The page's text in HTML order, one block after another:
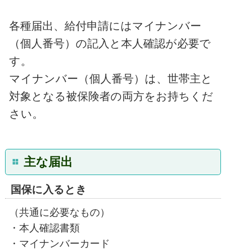
各種届出、給付申請にはマイナンバー
（個人番号）の記入と本人確認が必要で
す。
マイナンバー（個人番号）は、世帯主と
対象となる被保険者の両方をお持ちくだ
さい。
主な届出
国保に入るとき
（共通に必要なもの）
・本人確認書類
・マイナンバーカード